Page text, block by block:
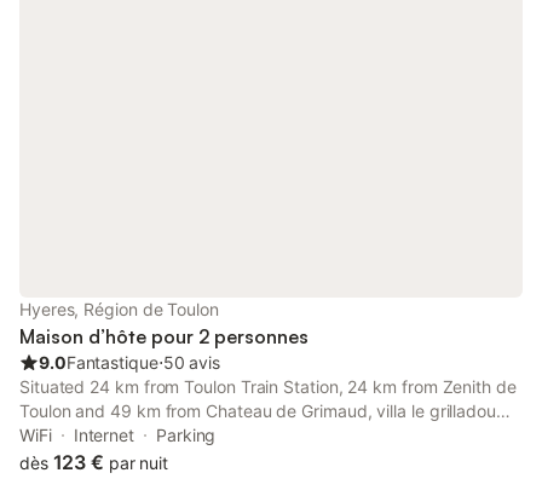
Hyeres, Région de Toulon
Maison d’hôte pour 2 personnes
9.0Fantastique⋅50 avis
Situated 24 km from Toulon Train Station, 24 km from Zenith de
Toulon and 49 km from Chateau de Grimaud, villa le grilladou
provides accommodation set in Hyères. This beachfront
property offers access to a balcony and free WiFi.
WiFi Internet
Parking
dès 123 € par nuit